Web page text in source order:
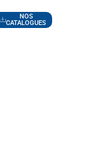
NOS
CATALOGUES